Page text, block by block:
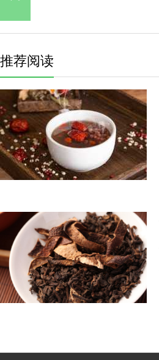
推荐阅读